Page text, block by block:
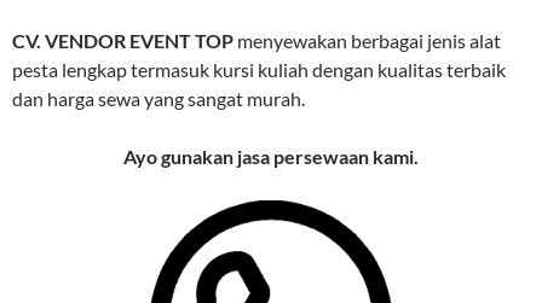
CV. VENDOR EVENT TOP menyewakan berbagai jenis alat
pesta lengkap termasuk kursi kuliah dengan kualitas terbaik
dan harga sewa yang sangat murah.
Ayo gunakan jasa persewaan kami.